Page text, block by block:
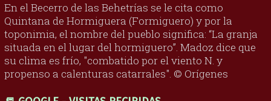
En el Becerro de las Behetrías se le cita como
Quintana de Hormiguera (Formiguero) y por la
toponimia, el nombre del pueblo significa: “La granja
situada en el lugar del hormiguero”. Madoz dice que
su clima es frío, "combatido por el viento N. y
propenso a calenturas catarrales". © Orígenes